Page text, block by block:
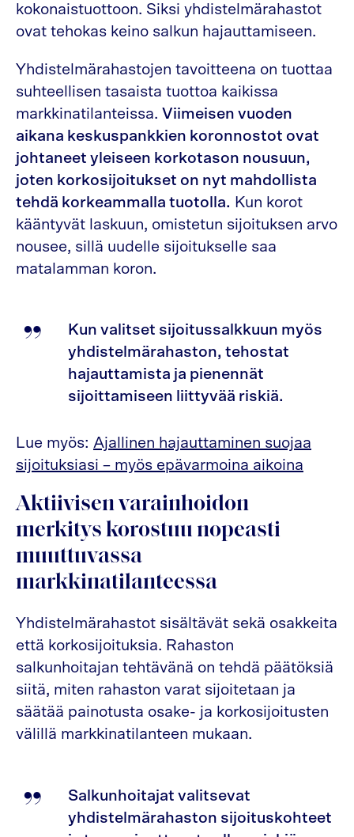
kokonaistuottoon. Siksi yhdistelmärahastot
ovat tehokas keino salkun hajauttamiseen.
Yhdistelmärahastojen tavoitteena on tuottaa
suhteellisen tasaista tuottoa kaikissa
markkinatilanteissa. Viimeisen vuoden
aikana keskuspankkien koronnostot ovat
johtaneet yleiseen korkotason nousuun,
joten korkosijoitukset on nyt mahdollista
tehdä korkeammalla tuotolla. Kun korot
kääntyvät laskuun, omistetun sijoituksen arvo
nousee, sillä uudelle sijoitukselle saa
matalamman koron.
Kun valitset sijoitussalkkuun myös
yhdistelmärahaston, tehostat
hajauttamista ja pienennät
sijoittamiseen liittyvää riskiä.
Lue myös: Ajallinen hajauttaminen suojaa
sijoituksiasi – myös epävarmoina aikoina
Aktiivisen varainhoidon
merkitys korostuu nopeasti
muuttuvassa
markkinatilanteessa
Yhdistelmärahastot sisältävät sekä osakkeita
että korkosijoituksia. Rahaston
salkunhoitajan tehtävänä on tehdä päätöksiä
siitä, miten rahaston varat sijoitetaan ja
säätää painotusta osake- ja korkosijoitusten
välillä markkinatilanteen mukaan.
Salkunhoitajat valitsevat
yhdistelmärahaston sijoituskohteet